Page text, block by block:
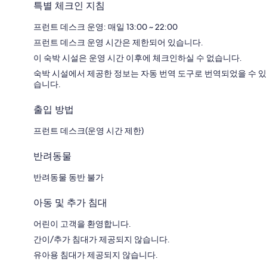
특별 체크인 지침
프런트 데스크 운영: 매일 13:00 ~ 22:00
프런트 데스크 운영 시간은 제한되어 있습니다.
이 숙박 시설은 운영 시간 이후에 체크인하실 수 없습니다.
숙박 시설에서 제공한 정보는 자동 번역 도구로 번역되었을 수 있
습니다.
출입 방법
프런트 데스크(운영 시간 제한)
반려동물
반려동물 동반 불가
아동 및 추가 침대
어린이 고객을 환영합니다.
간이/추가 침대가 제공되지 않습니다.
유아용 침대가 제공되지 않습니다.